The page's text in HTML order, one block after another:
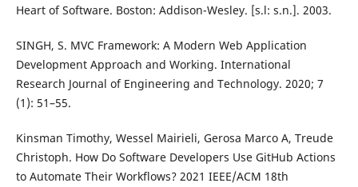
Heart of Software. Boston: Addison-Wesley. [s.l: s.n.]. 2003.
SINGH, S. MVC Framework: A Modern Web Application
Development Approach and Working. International
Research Journal of Engineering and Technology. 2020; 7
(1): 51–55.
Kinsman Timothy, Wessel Mairieli, Gerosa Marco A, Treude
Christoph. How Do Software Developers Use GitHub Actions
to Automate Their Workflows? 2021 IEEE/ACM 18th